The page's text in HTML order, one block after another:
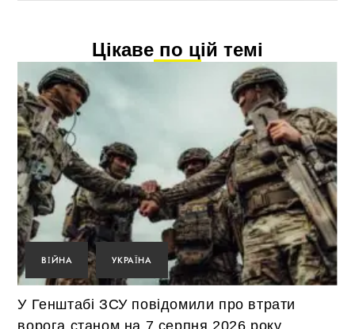
Цікаве по цій темі
ВІЙНА УКРАЇНА
У Генштабі ЗСУ повідомили про втрати
ворога станом на 7 серпня 2026 року